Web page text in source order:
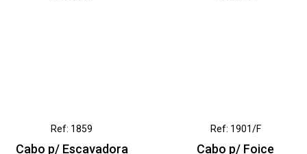
Ref: 1859
Cabo p/ Escavadora
Ref: 1901/F
Cabo p/ Foice